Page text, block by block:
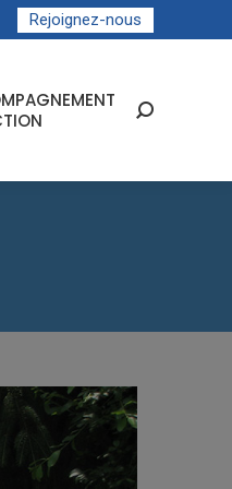
Rejoignez-nous
Recherche